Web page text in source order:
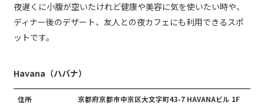
夜遅くに小腹が空いたけれど健康や美容に気を使いたい時や、
ディナー後のデザート、友人との夜カフェにも利用できるスポ
ットです。
Havana（ハバナ）
住所
京都府京都市中京区大文字町43-7 HAVANAビル 1F